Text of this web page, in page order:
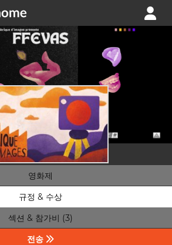
영화제
규정 & 수상
섹션 & 참가비 (3)
전송